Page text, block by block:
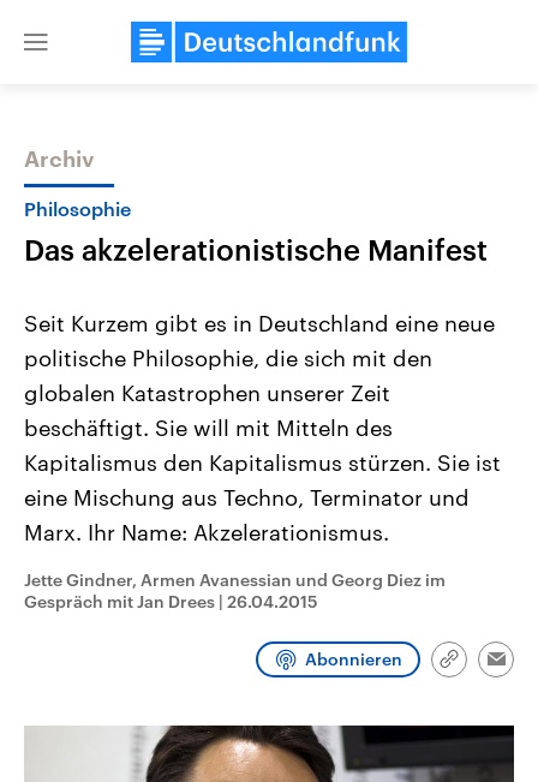
Close
Themen
Landtagswahl Sachsen-Anhalt
2026
Alle Informationen
Sachsen-Anhalt wählt am 6.
September 2026 einen neuen
Landtag. Seit 2021 wird das
Bundesland von einer Koalition aus
Umfragen, Prognosen,
Wahlprogramme, aktuelle Berichte
und Hintergründe zu den Parteien
USA
Aktuelle Beiträge,
Hintergründe
Wirtschaftlich und
gehören die Vereinigten
mit großem Einfluss auf
Sendungen Programm Podcasts
Archiv
Philosophie
Das akzelerationistische Manifest
Seit Kurzem gibt es in Deutschland eine neue
politische Philosophie, die sich mit den
globalen Katastrophen unserer Zeit
beschäftigt. Sie will mit Mitteln des
Kapitalismus den Kapitalismus stürzen. Sie ist
eine Mischung aus Techno, Terminator und
Marx. Ihr Name: Akzelerationismus.
Jette Gindner, Armen Avanessian und Georg Diez im
Gespräch mit Jan Drees | 26.04.2015
Abonnieren
Link